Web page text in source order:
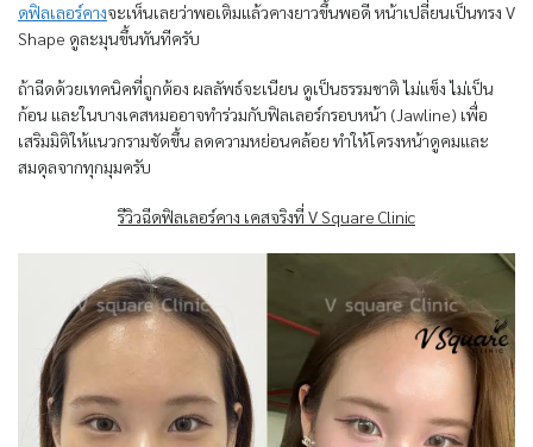
ดฟิลเลอร์คางจะเห็นเลยว่าพอเติมแล้วคางยาวขึ้นพอดี หน้าเปลี่ยนเป็นทรง V
Shape ดูละมุนขึ้นทันทีครับ
ถ้าฉีดด้วยเทคนิคที่ถูกต้อง ผลลัพธ์จะเนียน ดูเป็นธรรมชาติ ไม่แข็ง ไม่เป็น
ก้อน และในบางเคสหมออาจทำร่วมกับฟิลเลอร์กรอบหน้า (Jawline) เพื่อ
เสริมมิติให้แนวกรามชัดขึ้น ลดความหย่อนคล้อย ทำให้โครงหน้าดูคมและ
สมดุลจากทุกมุมครับ
รีวิวฉีดฟิลเลอร์คาง เคสจริงที่ V Square Clinic